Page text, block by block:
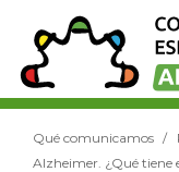
Qué comunicamos
Alzheimer. ¿Qué tiene